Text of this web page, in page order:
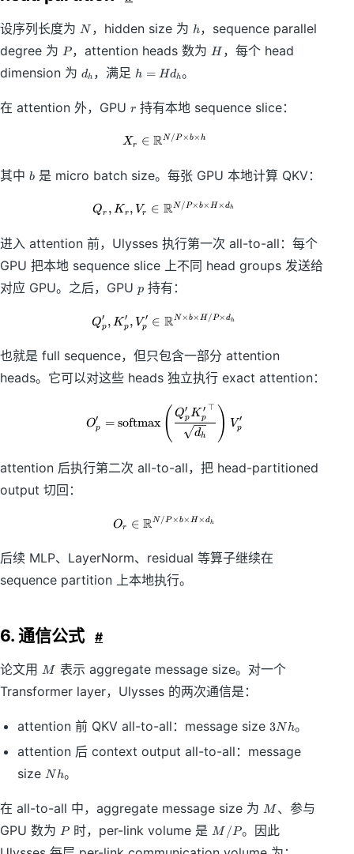
设序列长度为 N
N ，hidden size 为 h
h，sequence parallel
degree 为 P
P ，attention heads 数为 H
H ，每个 head
dimension 为 d
h
dh ，满足 h
H
d
h
h = Hdh。
在 attention 外，GPU r
r 持有本地 sequence slice：
X_r \in \mathbb{R}^{N/P
Xr ∈ RN /P× b× h
其中 b
b 是 micro batch size。每张 GPU 本地计算 QKV：
Q_r,K_r,V_r \in
Qr ,Kr , Vr ∈ R N/ P×b×H ×dh
进入 attention 前，Ulysses 执行第一次 all-to-all：每个
GPU 把本地 sequence slice 上不同 head groups 发送给
对应 GPU。之后，GPU p
p 持有：
Q'_p,K'_p,V'_p \in
Qp
′ , Kp
′ , Vp
′ ∈ R N× b× H/ P×dh
也就是 full sequence，但只包含一部分 attention
heads。它可以对这些 heads 独立执行 exact attention：
Op
′ = softmax ( dh
Qp
′ Kp
′ ⊤ ) Vp
′
attention 后执行第二次 all-to-all，把 head-partitioned
output 切回：
O_r \in \mathbb{R}^{N/P
Or ∈ RN /P ×b×H× dh
后续 MLP、LayerNorm、residual 等算子继续在
sequence partition 上本地执行。
6. 通信公式 #
论文用 M
M 表示 aggregate message size。对一个
Transformer layer，Ulysses 的两次通信是：
attention 前 QKV all-to-all：message size3
h
3Nh。
attention 后 context output all-to-all：message
sizeN
Nh。
在 all-to-all 中，aggregate message size 为 M
M 、参与
GPU 数为 P
P 时，per-link volume 是M
M /P。因此